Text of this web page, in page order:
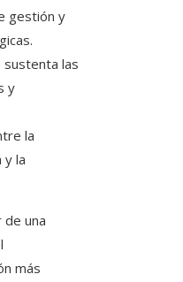
gestión y
sustenta las
y
la
la
una
más